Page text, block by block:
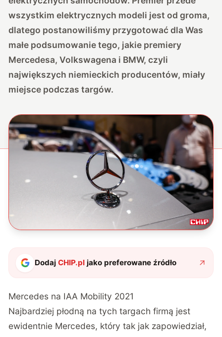
wszystkim elektrycznych modeli jest od groma,
dlatego postanowiliśmy przygotować dla Was
małe podsumowanie tego, jakie premiery
Mercedesa, Volkswagena i BMW, czyli
największych niemieckich producentów, miały
miejsce podczas targów.
DodajCHIP.pl jako preferowane źródło
Mercedes na IAA Mobility 2021
Najbardziej płodną na tych targach firmą jest
ewidentnie Mercedes, który tak jak zapowiedział,